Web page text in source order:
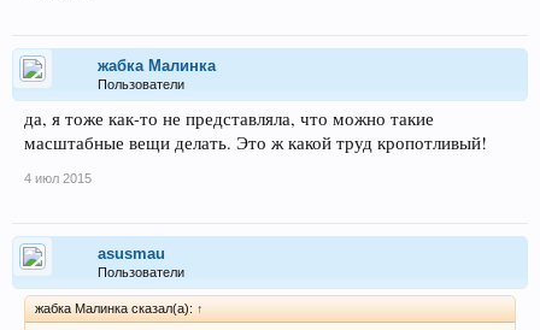
жабка Малинка
Пользователи
да, я тоже как-то не представляла, что можно такие
масштабные вещи делать. Это ж какой труд кропотливый!
4 июл 2015
asusmau
Пользователи
жабка Малинка сказал(а): ↑